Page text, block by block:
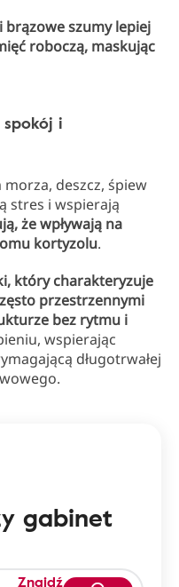
brązowe szumy lepiej
roboczą, maskując
i
deszcz, śpiew
stres i wspierają
że wpływają na
kortyzolu.
który charakteryzuje
przestrzennymi
bez rytmu i
wspierając
długotrwałej
gabinet
Znajdź